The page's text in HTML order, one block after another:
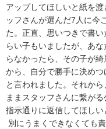
アップしてほしいと紙を
ッフさんが選んだ7人に今
た。正直、思いつきで書
らい子もいましたが、あ
らなかったら、その子が
から、自分で勝手に決め
と言われました。それか
ままスタッフさんに繋が
指示通りに返信してほしい